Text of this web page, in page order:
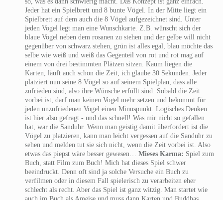
Jeder hat ein Spielbrett und 8 bunte Vögel. In der Mitte liegt ein
Spielbrett auf dem auch die 8 Vögel aufgezeichnet sind. Unter
jeden Vogel legt man eine Wunschkarte. Z.B. wünscht sich der
blaue Vogel neben dem rosanen zu stehen und der gelbe will nicht
gegenüber von schwarz stehen, grün ist alles egal, blau möchte das
selbe wie weiß und weiß das Gegenteil von rot und rot mag auf
einem von drei bestimmten Plätzen sitzen. Kaum liegen die
Karten, läuft auch schon die Zeit, ich glaube 30 Sekunden. Jeder
platziert nun seine 8 Vögel so auf seinem Spielplan, dass alle
zufrieden sind, also ihre Wünsche erfüllt sind. Sobald die Zeit
vorbei ist, darf man keinen Vogel mehr setzen und bekommt für
jeden unzufriedenen Vogel einen Minuspunkt. Logisches Denken
ist hier also gefragt - und das schnell! Was mir nicht so gefallen
hat, war die Sanduhr. Wenn man geistig damit überfordert ist die
Vögel zu platzieren, kann man leicht vergessen auf die Sanduhr zu
sehen und melden tut sie sich nicht, wenn die Zeit vorbei ist. Also
etwas das piepst wäre besser gewesen… Mieses Karma: Spiel zum
Buch, statt Film zum Buch! Mich hat dieses Spiel schwer
beeindruckt. Denn oft sind ja solche Versuche ein Buch zu
verfilmen oder in diesem Fall spielerisch zu verarbeiten eher
schlecht als recht. Aber das Spiel ist ganz witzig. Man startet wie